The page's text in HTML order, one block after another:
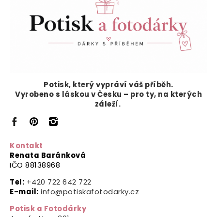
Potisk, který vyprávíváš příběh.
Vyrobeno s láskou v Česku – pro ty, na kterých
záleží.
Kontakt
Renata Baránková
IČO 88138968
Tel: +420 722 642 722
E-mail: info@potiskafotodarky.cz
Potisk a Fotodárky